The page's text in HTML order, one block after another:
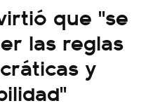
que "se
las reglas
y